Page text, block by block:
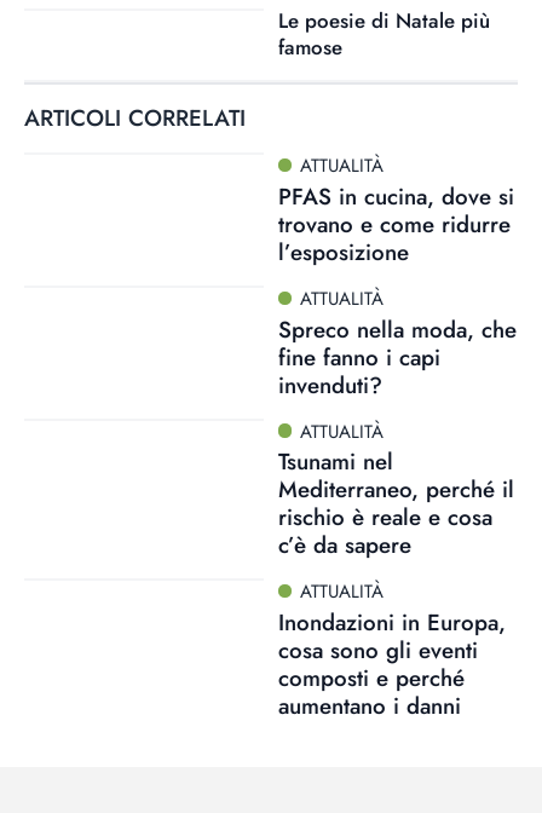
Le poesie di Natale più
famose
ARTICOLI CORRELATI
ATTUALITÀ
PFAS in cucina, dove si
trovano e come ridurre
l’esposizione
ATTUALITÀ
Spreco nella moda, che
fine fanno i capi
invenduti?
ATTUALITÀ
Tsunami nel
Mediterraneo, perché il
rischio è reale e cosa
c’è da sapere
ATTUALITÀ
Inondazioni in Europa,
cosa sono gli eventi
composti e perché
aumentano i danni